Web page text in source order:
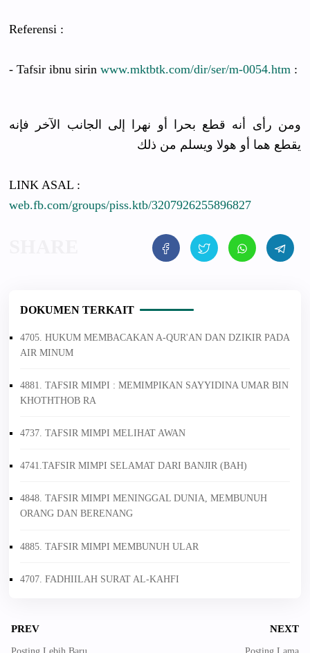
Referensi :
- Tafsir ibnu sirin www.mktbtk.com/dir/ser/m-0054.htm :
ومن رأى أنه قطع بحرا أو نهرا إلى الجانب الآخر فإنه
يقطع هما أو هولا ويسلم من ذلك
LINK ASAL :
web.fb.com/groups/piss.ktb/3207926255896827
DOKUMEN TERKAIT
4705. HUKUM MEMBACAKAN A-QUR'AN DAN DZIKIR PADA
AIR MINUM
4881. TAFSIR MIMPI : MEMIMPIKAN SAYYIDINA UMAR BIN
KHOTHTHOB RA
4737. TAFSIR MIMPI MELIHAT AWAN
4741.TAFSIR MIMPI SELAMAT DARI BANJIR (BAH)
4848. TAFSIR MIMPI MENINGGAL DUNIA, MEMBUNUH
ORANG DAN BERENANG
4885. TAFSIR MIMPI MEMBUNUH ULAR
4707. FADHIILAH SURAT AL-KAHFI
PREV NEXT